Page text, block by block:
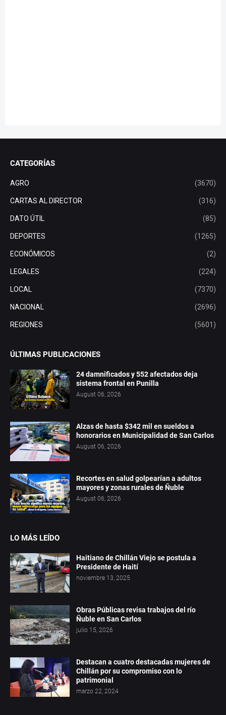
CATEGORÍAS
AGRO (3670)
CARTAS AL DIRECTOR (316)
DATO ÚTIL (85)
DEPORTES (1265)
ECONÓMICOS (2)
LEGALES (224)
LOCAL (7370)
NACIONAL (2696)
REGIONES (5601)
ÚLTIMAS PUBLICACIONES
24 damnificados y 552 afectados deja
sistema frontal en Punilla
August 06, 2026
Alzas de hasta $342 mil en sueldos a
honorarios en Municipalidad de San Carlos
August 06, 2026
Recortes en salud golpearían a adultos
mayores y zonas rurales de Ñuble
August 06, 2026
LO MÁS LEÍDO
Haitiano de Chillán Viejo se postula a
Presidente de Haití
noviembre 13, 2025
Obras Públicas revisa trabajos del río
Ñuble en San Carlos
julio 15, 2026
Destacan a cuatro destacadas mujeres de
Chillán por su compromiso con lo
patrimonial
marzo 22, 2024